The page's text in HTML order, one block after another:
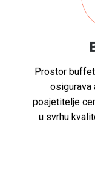
Prostor
osigurava
posjetitelje
u svrhu